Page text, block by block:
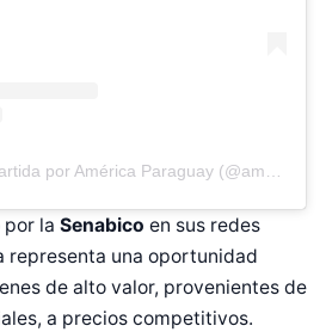
Una publicación compartida por América Paraguay (@americatvpy)
por la Senabico en sus redes
representa una oportunidad
de alto valor, provenientes de
a precios competitivos.